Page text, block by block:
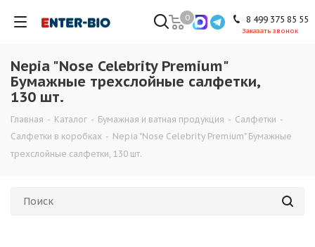
8 499 375 85 55
Заказать звонок
0
Nepia "Nose Celebrity Premium"
Бумажные трехслойные салфетки,
130 шт.
Главная - Каталог - Бумажная и ватная продукция - Cалфетки -
Салфетки в коробках - Nepia "Nose Celebrity Premium" Бумажные
трехслойные салфетки, 130 шт.